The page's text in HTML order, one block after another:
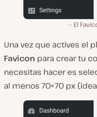
El
Una vez que actives el
Favicon para crear tu
necesitas hacer es
al menos 70×70 px